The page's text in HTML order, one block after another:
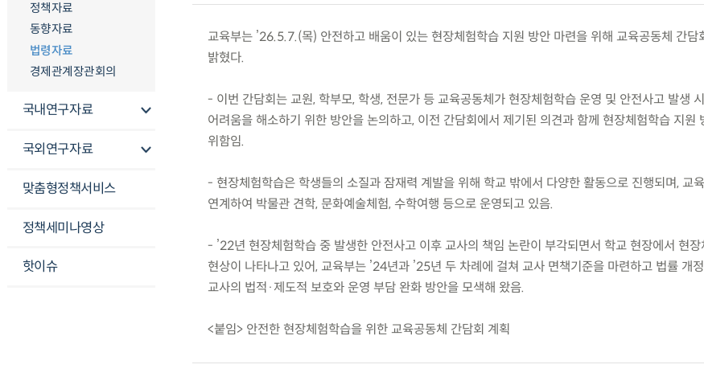
정책자료
동향자료
법령자료
경제관계장관회의
국내연구자료
국외연구자료
맞춤형정책서비스
정책세미나영상
핫이슈
교육부는 ’26.5.7.(목) 안전하고 배움이 있는 현장체험학습 지원 방안 마련을 위해 교육공동체 간담
밝혔다.
- 이번 간담회는 교원, 학부모, 학생, 전문가 등 교육공동체가 현장체험학습 운영 및 안전사고 발생
어려움을 해소하기 위한 방안을 논의하고, 이전 간담회에서 제기된 의견과 함께 현장체험학습 지원
위함임.
- 현장체험학습은 학생들의 소질과 잠재력 계발을 위해 학교 밖에서 다양한 활동으로 진행되며, 교
연계하여 박물관 견학, 문화예술체험, 수학여행 등으로 운영되고 있음.
- ’22년 현장체험학습 중 발생한 안전사고 이후 교사의 책임 논란이 부각되면서 학교 현장에서 현
현상이 나타나고 있어, 교육부는 ’24년과 ’25년 두 차례에 걸쳐 교사 면책기준을 마련하고 법률 개
교사의 법적·제도적 보호와 운영 부담 완화 방안을 모색해 왔음.
<붙임> 안전한 현장체험학습을 위한 교육공동체 간담회 계획